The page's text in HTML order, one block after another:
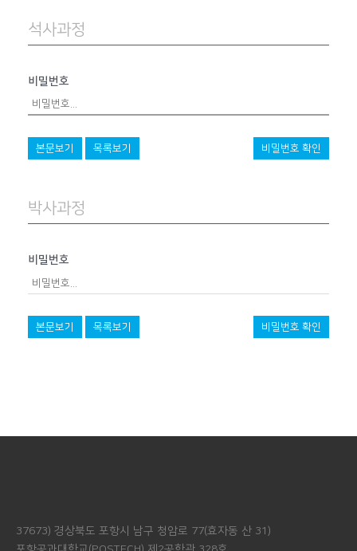
석사과정
비밀번호
본문보기 목록보기 비밀번호 확인
박사과정
비밀번호
본문보기 목록보기 비밀번호 확인
37673) 경상북도 포항시 남구 청암로 77(효자동 산 31)